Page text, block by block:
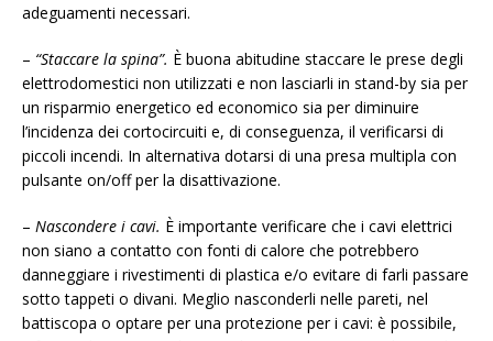
adeguamenti necessari.
– “Staccare la spina”. È buona abitudine staccare le prese degli
elettrodomestici non utilizzati e non lasciarli in stand-by sia per
un risparmio energetico ed economico sia per diminuire
l’incidenza dei cortocircuiti e, di conseguenza, il verificarsi di
piccoli incendi. In alternativa dotarsi di una presa multipla con
pulsante on/off per la disattivazione.
– Nascondere i cavi. È importante verificare che i cavi elettrici
non siano a contatto con fonti di calore che potrebbero
danneggiare i rivestimenti di plastica e/o evitare di farli passare
sotto tappeti o divani. Meglio nasconderli nelle pareti, nel
battiscopa o optare per una protezione per i cavi: è possibile,